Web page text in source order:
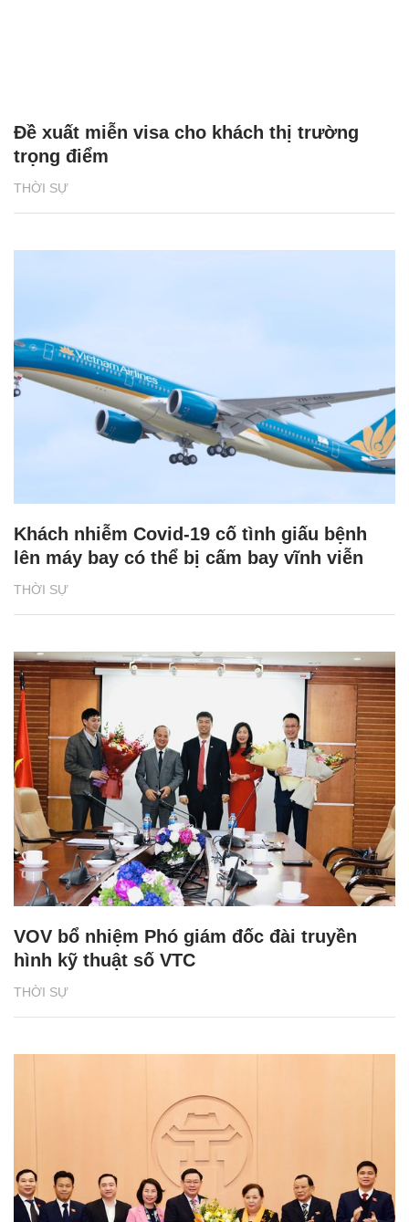
THỜI SỰ
Đề xuất miễn visa cho khách thị trường
trọng điểm
THỜI SỰ
Khách nhiễm Covid-19 cố tình giấu bệnh
lên máy bay có thể bị cấm bay vĩnh viễn
THỜI SỰ
VOV bổ nhiệm Phó giám đốc đài truyền
hình kỹ thuật số VTC